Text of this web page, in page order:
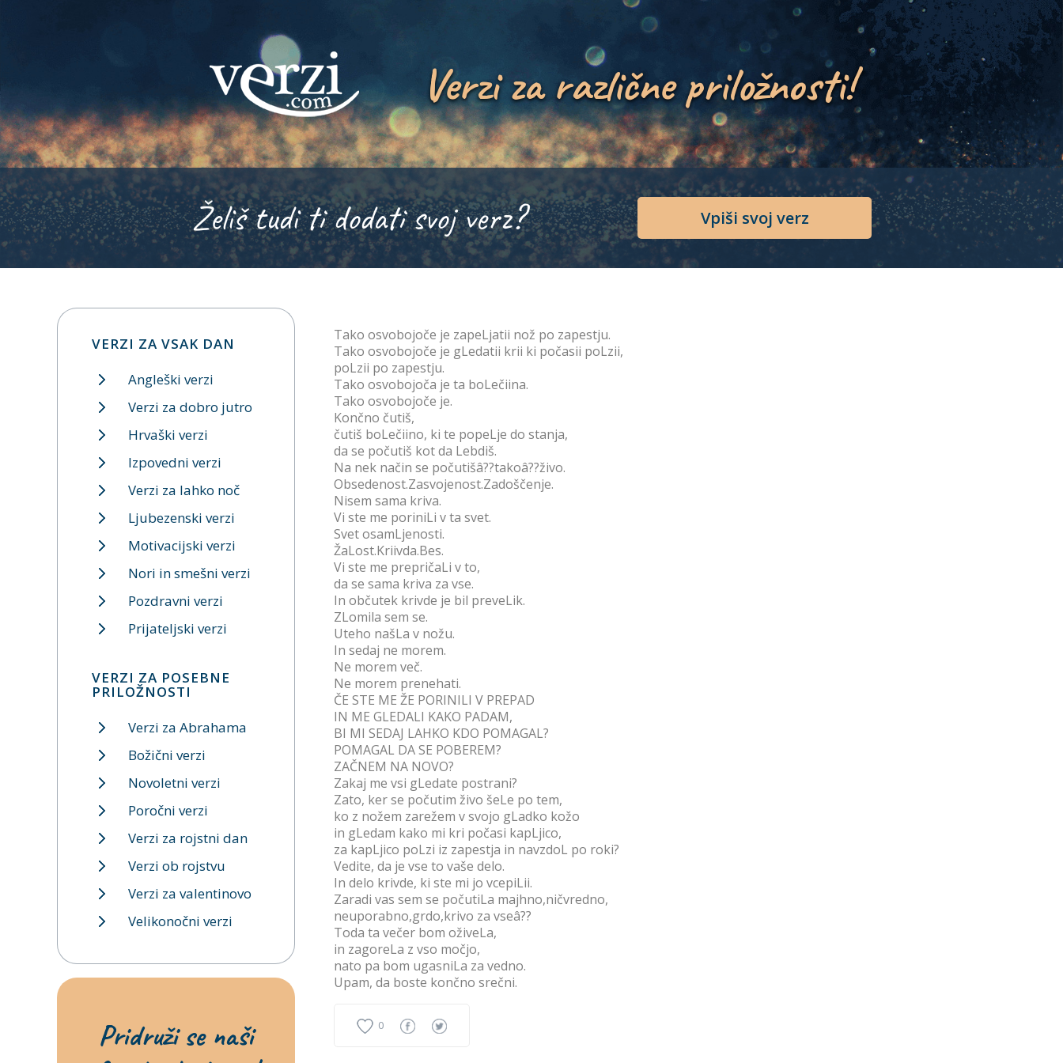
Verzi za različne priložnosti!
Želiš tudi ti dodati svoj verz? Vpiši svoj verz
Tako osvobojoče je zapeLjatii nož po zapestju.
Tako osvobojoče je gLedatii krii ki počasii poLzii,
poLzii po zapestju.
Tako osvobojoča je ta boLečiina.
Tako osvobojoče je.
Končno čutiš,
čutiš boLečiino, ki te popeLje do stanja,
da se počutiš kot da Lebdiš.
Na nek način se počutišâ??takoâ??živo.
Obsedenost.Zasvojenost.Zadoščenje.
Nisem sama kriva.
Vi ste me poriniLi v ta svet.
Svet osamLjenosti.
ŽaLost.Kriivda.Bes.
Vi ste me prepričaLi v to,
da se sama kriva za vse.
In občutek krivde je bil preveLik.
ZLomila sem se.
Uteho našLa v nožu.
In sedaj ne morem.
Ne morem več.
Ne morem prenehati.
ČE STE ME ŽE PORINILI V PREPAD
IN ME GLEDALI KAKO PADAM,
BI MI SEDAJ LAHKO KDO POMAGAL?
POMAGAL DA SE POBEREM?
ZAČNEM NA NOVO?
Zakaj me vsi gLedate postrani?
Zato, ker se počutim živo šeLe po tem,
ko z nožem zarežem v svojo gLadko kožo
in gLedam kako mi kri počasi kapLjico,
za kapLjico poLzi iz zapestja in navzdoL po roki?
Vedite, da je vse to vaše delo.
In delo krivde, ki ste mi jo vcepiLii.
Zaradi vas sem se počutiLa majhno,ničvredno,
neuporabno,grdo,krivo za vseâ??
Toda ta večer bom oživeLa,
in zagoreLa z vso močjo,
nato pa bom ugasniLa za vedno.
Upam, da boste končno srečni.
0
VERZI ZA VSAK DAN
Angleški verzi
Verzi za dobro jutro
Hrvaški verzi
Izpovedni verzi
Verzi za lahko noč
Ljubezenski verzi
Motivacijski verzi
Nori in smešni verzi
Pozdravni verzi
Prijateljski verzi
VERZI ZA POSEBNE
PRILOŽNOSTI
Verzi za Abrahama
Božični verzi
Novoletni verzi
Poročni verzi
Verzi za rojstni dan
Verzi ob rojstvu
Verzi za valentinovo
Velikonočni verzi
Pridruži se naši